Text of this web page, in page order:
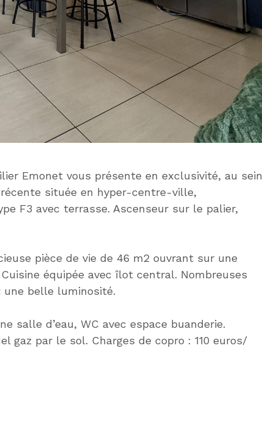
Emonet vous présente en exclusivité, au sein
récente située en hyper-centre-ville,
F3 avec terrasse. Ascenseur sur le palier,
pièce de vie de 46 m2 ouvrant sur une
équipée avec îlot central. Nombreuses
belle luminosité.
salle d’eau, WC avec espace buanderie.
gaz par le sol. Charges de copro : 110 euros/